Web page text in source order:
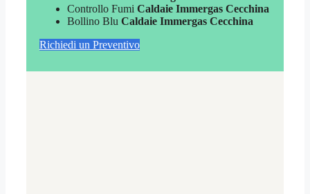
Controllo Fumi Caldaie Immergas Cecchina
Bollino Blu Caldaie Immergas Cecchina
Richiedi un Preventivo